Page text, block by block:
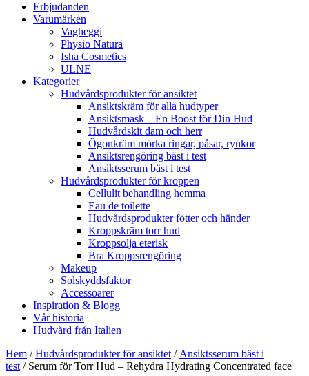
Erbjudanden
Varumärken
Vagheggi
Physio Natura
Isha Cosmetics
ULNE
Kategorier
Hudvårdsprodukter för ansiktet
Ansiktskräm för alla hudtyper
Ansiktsmask – En Boost för Din Hud
Hudvårdskit dam och herr
Ögonkräm mörka ringar, påsar, rynkor
Ansiktsrengöring bäst i test
Ansiktsserum bäst i test
Hudvårdsprodukter för kroppen
Cellulit behandling hemma
Eau de toilette
Hudvårdsprodukter fötter och händer
Kroppskräm torr hud
Kroppsolja eterisk
Bra Kroppsrengöring
Makeup
Solskyddsfaktor
Accessoarer
Inspiration & Blogg
Vår historia
Hudvård från Italien
Hem /Hudvårdsprodukter för ansiktet/Ansiktsserum bäst i
test/ Serum för Torr Hud – Rehydra Hydrating Concentrated face